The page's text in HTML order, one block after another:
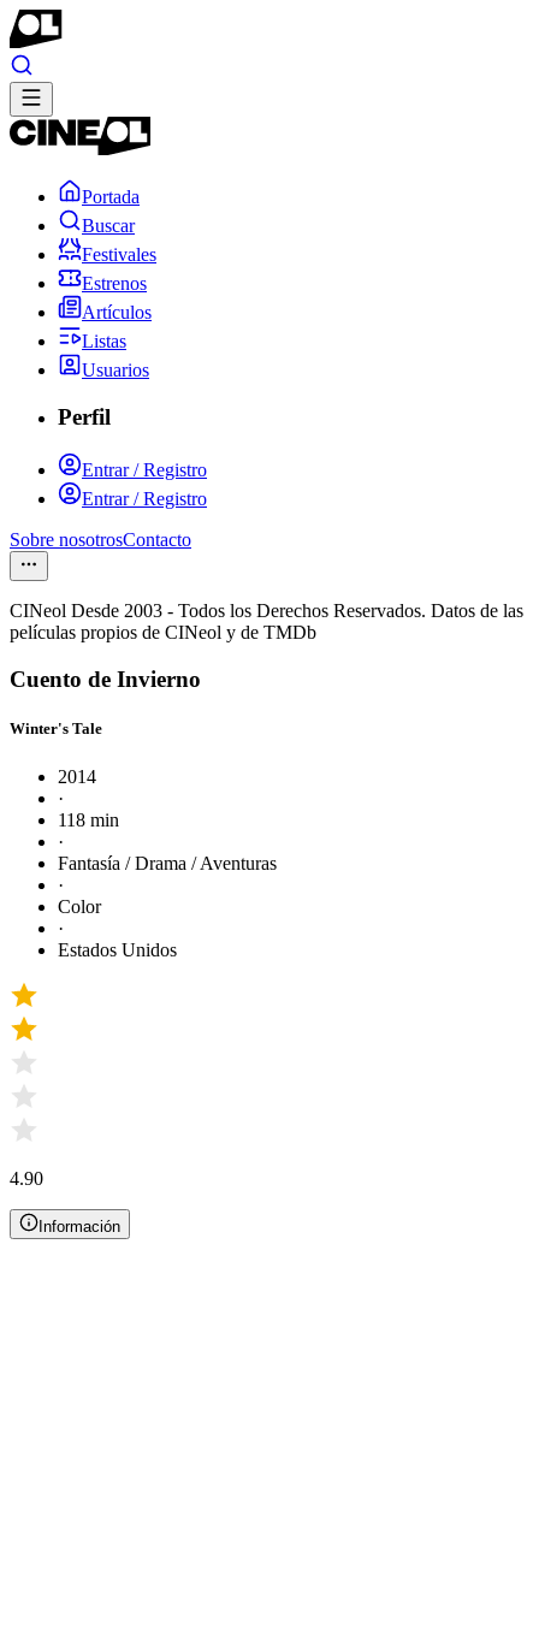
Portada
Buscar
Festivales
Estrenos
Artículos
Listas
Usuarios
Perfil
Entrar / Registro
Entrar / Registro
Sobre nosotrosContacto
CINeol Desde 2003 - Todos los Derechos Reservados. Datos de las
películas propios de CINeol y de TMDb
Cuento de Invierno
Winter's Tale
2014
·
118 min
·
Fantasía / Drama / Aventuras
·
Color
·
Estados Unidos
4.90
Información